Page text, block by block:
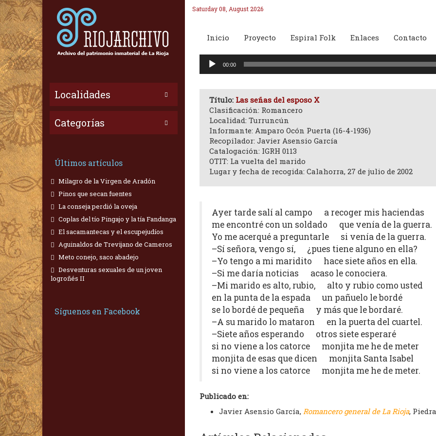
Localidades
Categorías
Últimos artículos
Milagro de la Virgen de Aradón
Pinos que secan fuentes
La conseja perdió la oveja
Coplas del tío Pingajo y la tía Fandanga
El sacamantecas y el escupejudíos
Aguinaldos de Trevijano de Cameros
Meto conejo, saco abadejo
Desventuras sexuales de un joven
logroñés II
Síguenos en Facebook
Saturday 08, August 2026
Inicio Proyecto Espiral Folk Enlaces Contacto
Reproductor
00:00
Título: Las señas del esposo X
Clasificación: Romancero
Localidad: Turruncún
Informante: Amparo Ocón Puerta (16-4-1936)
Recopilador: Javier Asensio García
Catalogación: IGRH 0113
OTIT: La vuelta del marido
Lugar y fecha de recogida: Calahorra, 27 de julio de 2002
Ayer tarde salí al campo a recoger mis haciendas
me encontré con un soldado que venía de la guerra.
Yo me acerqué a preguntarle si venía de la guerra.
–Sí señora, vengo sí, ¿pues tiene alguno en ella?
–Yo tengo a mi maridito hace siete años en ella.
–Si me daría noticias acaso le conociera.
–Mi marido es alto, rubio, alto y rubio como usted
en la punta de la espada un pañuelo le bordé
se lo bordé de pequeña y más que le bordaré.
–A su marido lo mataron en la puerta del cuartel.
–Siete años esperando otros siete esperaré
si no viene a los catorce monjita me he de meter
monjita de esas que dicen monjita Santa Isabel
si no viene a los catorce monjita me he de meter.
Publicado en:
Javier Asensio García, Romancero general de La Rioja,